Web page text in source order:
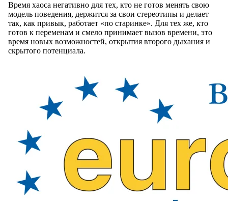
Время хаоса негативно для тех, кто не готов менять свою
модель поведения, держится за свои стереотипы и делает
так, как привык, работает «по старинке». Для тех же, кто
готов к переменам и смело принимает вызов времени, это
время новых возможностей, открытия второго дыхания и
скрытого потенциала.